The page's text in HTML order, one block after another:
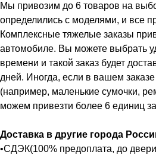
Мы привозим до 6 товаров на
определились с моделями, и все
Комплексные тяжелые заказы
автомобиле. Вы можете выбрать
времени и такой заказ будет
дней. Иногда, если в вашем
(например, маленькие сумочки,
можем привезти более 6 единиц
Доставка в другие города
•СДЭК(100% предоплата, до